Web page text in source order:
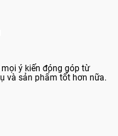
ý kiến đóng góp từ
và sản phẩm tốt hơn nữa.